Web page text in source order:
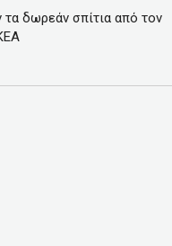
δωρεάν σπίτια από τον